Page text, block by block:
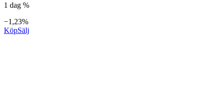
1 dag %
−1,23%
KöpSälj